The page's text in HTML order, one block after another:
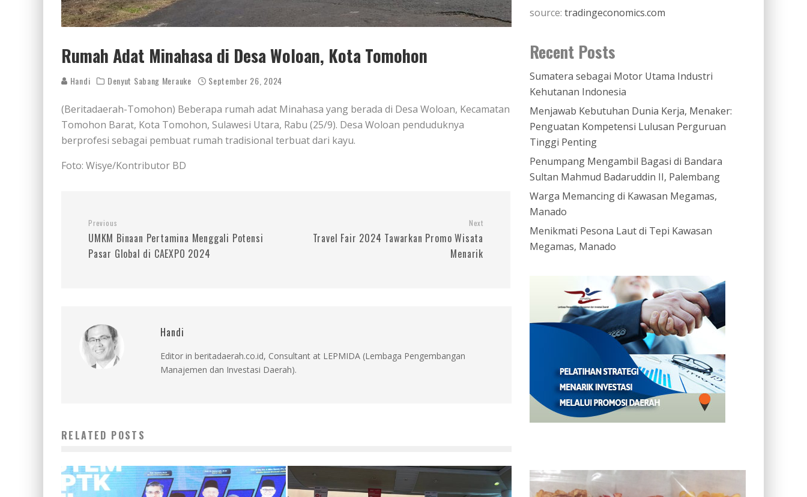
Rumah Adat Minahasa di Desa Woloan, Kota Tomohon
Handi Denyut Sabang Merauke September 26, 2024
(Beritadaerah-Tomohon) Beberapa rumah adat Minahasa yang berada di Desa Woloan, Kecamatan
Tomohon Barat, Kota Tomohon, Sulawesi Utara, Rabu (25/9). Desa Woloan penduduknya
berprofesi sebagai pembuat rumah tradisional terbuat dari kayu.
Foto: Wisye/Kontributor BD
Previous
UMKM Binaan Pertamina Menggali Potensi
Pasar Global di CAEXPO 2024
Next
Travel Fair 2024 Tawarkan Promo Wisata
Menarik
Handi
Editor in beritadaerah.co.id, Consultant at LEPMIDA (Lembaga Pengembangan
Manajemen dan Investasi Daerah).
RELATED POSTS
source: tradingeconomics.com
Recent Posts
Sumatera sebagai Motor Utama Industri
Kehutanan Indonesia
Menjawab Kebutuhan Dunia Kerja, Menaker:
Penguatan Kompetensi Lulusan Perguruan
Tinggi Penting
Penumpang Mengambil Bagasi di Bandara
Sultan Mahmud Badaruddin II, Palembang
Warga Memancing di Kawasan Megamas,
Manado
Menikmati Pesona Laut di Tepi Kawasan
Megamas, Manado